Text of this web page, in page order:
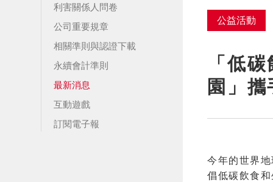
陪伴自立
照護長輩
水資源管理
廢棄物管理
利害關係人問卷
公司重要規章
相關準則與認證下載
永續會計準則
最新消息
互動遊戲
訂閱電子報
公益活動
「低
園」
今年的世界
倡低碳飲食